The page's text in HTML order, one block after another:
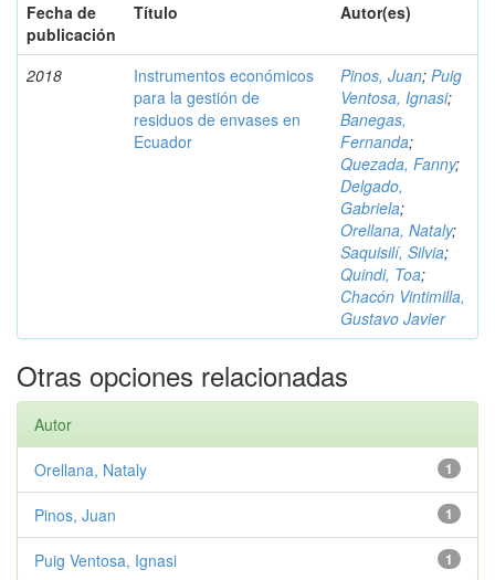
Fecha de
publicación
Título Autor(es)
2018
Instrumentos económicos
para la gestión de
residuos de envases en
Ecuador
Pinos, Juan; Puig
Ventosa, Ignasi;
Banegas,
Fernanda;
Quezada, Fanny;
Delgado,
Gabriela;
Orellana, Nataly;
Saquisilí, Silvia;
Quindi, Toa;
Chacón Vintimilla,
Gustavo Javier
Otras opciones relacionadas
Autor
1
Orellana, Nataly
1
Pinos, Juan
1
Puig Ventosa, Ignasi